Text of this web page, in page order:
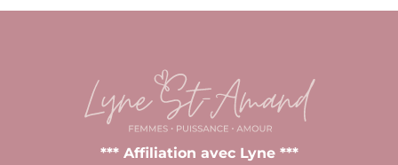
*** Affiliation avec Lyne ***